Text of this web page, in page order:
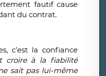
fautif cause
du contrat.
c’est la confiance
croire à la fiabilité
sait pas lui-même